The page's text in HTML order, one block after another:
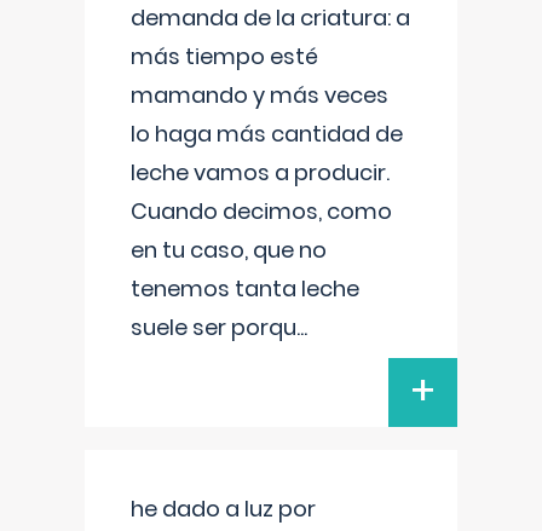
demanda de la criatura: a
más tiempo esté
mamando y más veces
lo haga más cantidad de
leche vamos a producir.
Cuando decimos, como
en tu caso, que no
tenemos tanta leche
suele ser porqu...
+
he dado a luz por